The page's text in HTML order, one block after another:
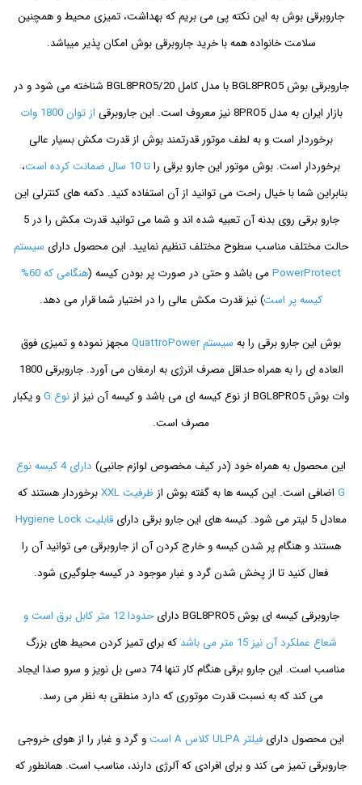
جاروبرقی بوش به این نکته پی می بریم که بهداشت، تمیزی محیط و همچنین
سلامت خانواده همه با خرید جاروبرقی بوش امکان پذیر میباشد.
جاروبرقی بوش BGL8PRO5 با مدل کامل BGL8PRO5/20 شناخته می شود و در
بازار ایران به مدل 8PRO5 نیز معروف است. این جاروبرقی
از توان 1800 وات
برخوردار است و به لطف موتور قدرتمند بوش از قدرت مکش بسیار عالی
برخوردار است. بوش موتور این جارو برقی راتا 10 سال ضمانت کرده است
،
بنابراین شما با خیال راحت می توانید از آن استفاده کنید. دکمه های کنترلی این
جارو برقی روی بدنه آن تعبیه شده اند و شما می توانید قدرت مکش را در 5
حالت مختلف مناسب سطوح مختلف تنظیم نمایید. این محصول دارای سیستم
PowerProtectمی باشد و حتی در صورت پر بودن کیسه (
هنگامی که 60%
کیسه پر است) نیز قدرت مکش عالی را در اختیار شما قرار می دهد.
بوش این جارو برقی را به سیستم QuattroPower
مجهز نموده و تمیزی فوق
العاده ای را به همراه حداقل مصرف انرژی به ارمغان می آورد. جاروبرقی 1800
وات بوش BGL8PRO5 از نوع کیسه ای می باشد و کیسه آن نیز از
نوع G
و یکبار
مصرف است.
این محصول به همراه خود (در کیف مخصوص لوازم جانبی)
دارای 4 کیسه نوع
G اضافی است. این کیسه ها به گفته بوش ازظرفیت XXL
برخوردار هستند که
معادل 5 لیتر می شود. کیسه های این جارو برقی دارای
قابلیت Hygiene Lock
هستند و هنگام پر شدن کیسه و خارج کردن آن از جاروبرقی می توانید آن را
فعال کنید تا از پخش شدن گرد و غبار موجود در کیسه جلوگیری شود.
جاروبرقی کیسه ای بوش BGL8PRO5 دارای
حدودا 12 متر کابل برق است و
شعاع عملکرد آن نیز 15 متر می باشد
که برای تمیز کردن محیط های بزرگ
مناسب است. این جارو برقی هنگام کار تنها 74 دسی بل نویز و سرو صدا ایجاد
می کند که به نسبت قدرت موتوری که دارد منطقی به نظر می رسد.
این محصول دارای فیلتر ULPA کلاس A است
و گرد و غبار را از هوای خروجی
جاروبرقی تمیز می کند و برای افرادی که آلرژی دارند، مناسب است. همانطور که